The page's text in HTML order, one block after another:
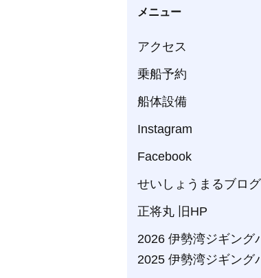
メニュー
アクセス
乗船予約
船体設備
Instagram
Facebook
せいしょうまるブログ
正将丸 旧HP
2026 伊勢湾ジギング
2025 伊勢湾ジギング